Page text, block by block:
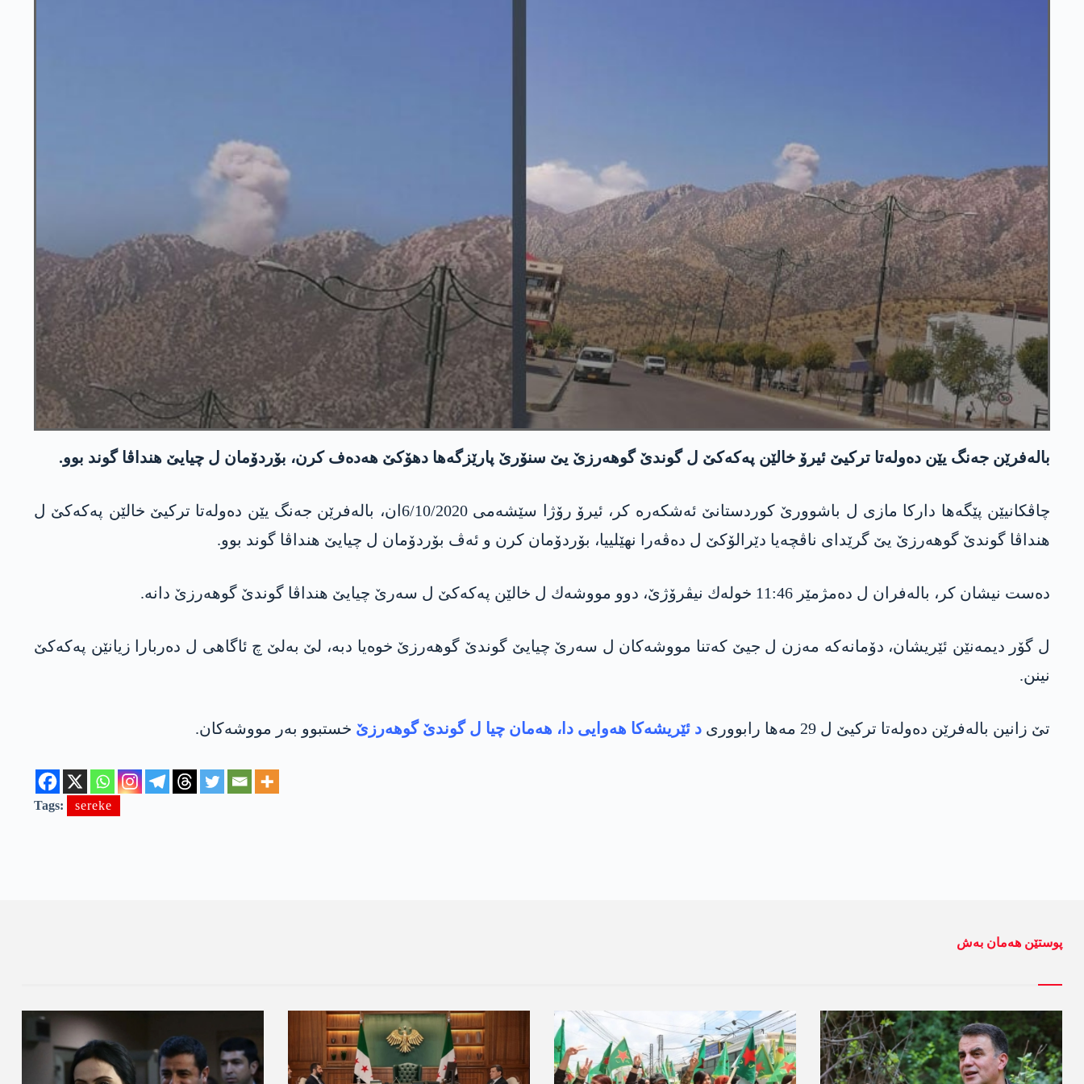
باله‌فرێن جه‌نگ یێن ده‌وله‌تا تركیێ ئیرۆ خالێن په‌كه‌كێ ل گوندێ گوهه‌رزێ یێ سنۆرێ پارێزگه‌ها دهۆكێ هه‌ده‌ف كرن، بۆردۆمان ل چیایێ هنداڤا گوند بوو.
چاڤكانیێن پێگه‌ها داركا مازی ل باشوورێ كوردستانێ ئه‌شكه‌ره‌ كر، ئیرۆ رۆژا سێشه‌می 6/10/2020ان، باله‌فرێن جه‌نگ یێن ده‌وله‌تا تركیێ خالێن په‌كه‌كێ ل
هنداڤا گوندێ گوهه‌رزێ یێ گرێدای ناڤچه‌یا دێرالۆكێ ل ده‌ڤه‌را نهێلییا، بۆردۆمان كرن و ئه‌ڤ بۆردۆمان ل چیایێ هنداڤا گوند بوو.
ده‌ست نیشان كر، باله‌فران ل ده‌مژمێر 11:46 خوله‌ك نیڤرۆژێ، دوو مووشه‌ك ل خالێن په‌كه‌كێ ل سه‌رێ چیایێ هنداڤا گوندێ گوهه‌رزێ دانه‌.
ل گۆر دیمه‌نێن ئێریشان، دۆمانه‌كه‌ مه‌زن ل جیێ كه‌تنا مووشه‌كان ل سه‌رێ چیایێ گوندێ گوهه‌رزێ خوه‌یا دبه‌، لێ به‌لێ چ ئاگاهی ل ده‌ربارا زیانێن په‌كه‌كێ
نینن.
تێ زانین باله‌فرێن ده‌وله‌تا تركیێ ل 29 مه‌ها رابووری د ئێریشه‌كا هه‌وایی دا، هه‌مان چیا ل گوندێ گوهه‌رزێ خستبوو به‌ر مووشه‌كان.
Tags: sereke
پوستێن ھەمان بەش